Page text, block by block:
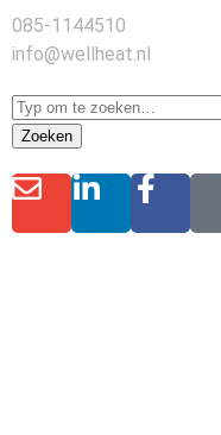
085-1144510
info@wellheat.nl
Zoeken